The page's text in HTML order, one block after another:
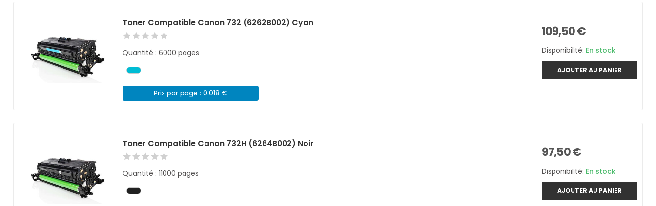
Toner Compatible Canon 732 (6262B002) Cyan
Quantité : 6000 pages
Prix par page : 0.018 €
109,50 €
Disponibilité: En stock
AJOUTER AU PANIER
Toner Compatible Canon 732H (6264B002) Noir
Quantité : 11000 pages
97,50 €
Disponibilité: En stock
AJOUTER AU PANIER